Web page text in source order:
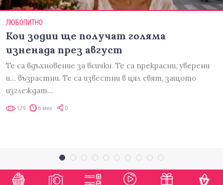
ЛЮБОПИТНО
Кои зодии ще получат голяма
изненада през август
Те са вдъхновение за всички. Те са прекрасни, уверени
и... възрастни. Те са известни в цял свят, защото
изглеждат…
129 6 мин 0